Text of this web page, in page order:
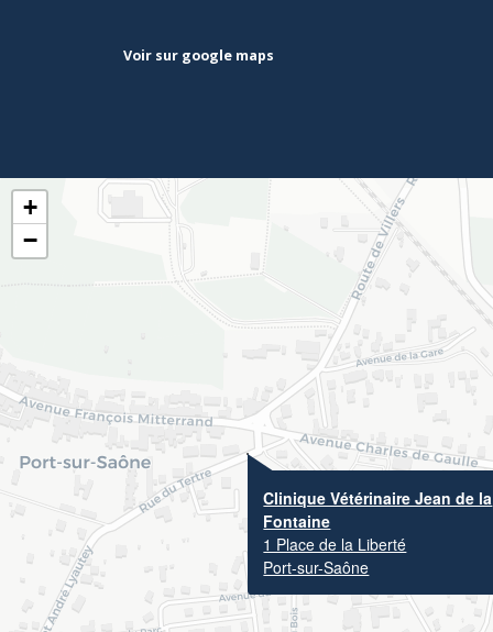
Voir sur google maps
Clinique Vétérinaire Jean de la
Fontaine
1 Place de la Liberté
Port-sur-Saône
+
−